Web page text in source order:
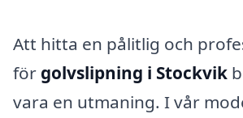
Att hitta en pålitlig och
för golvslipning i Stockvik
vara en utmaning. I vår